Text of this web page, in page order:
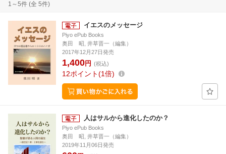
1～5件 (全 5件)
イエスのメッセージ
Piyo ePub Books
奥田 昭, 井草晋一（編集）
2017年12月27日発売
1,400円 (税込)
12ポイント 1倍
人はサルから進化したのか？
Piyo ePub Books
奥田 昭, 井草晋一（編集）
2019年11月06日発売